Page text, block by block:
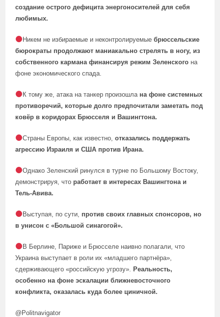
создание острого дефицита энергоносителей для себя
любимых.
Никем не избираемые и неконтролируемыебрюссельские
бюрократы продолжают маниакально стрелять в ногу, из
собственного кармана финансируя режим Зеленского на
фоне экономического спада.
К тому же, атака на танкер произошла на фоне системных
противоречий, которые долго предпочитали заметать под
ковёр в коридорах Брюсселя и Вашингтона.
Страны Европы, как известно,отказались поддержать
агрессию Израиля и США против Ирана.
Однако Зеленский ринулся в турне по Большому Востоку,
демонстрируя, что работает в интересах Вашингтона и
Тель-Авива.
Выступая, по сути, против своих главных спонсоров, но
в унисон с «Большой синагогой».
В Берлине, Париже и Брюсселе наивно полагали, что
Украина выступает в роли их «младшего партнёра»,
сдерживающего «российскую угрозу». Реальность,
особенно на фоне эскалации ближневосточного
конфликта, оказалась куда более циничной.
@Politnavigator